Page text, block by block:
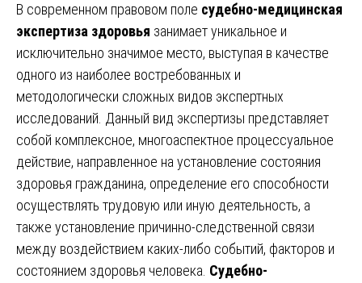
В современном правовом поле судебно-медицинская
экспертиза здоровья занимает уникальное и
исключительно значимое место, выступая в качестве
одного из наиболее востребованных и
методологически сложных видов экспертных
исследований. Данный вид экспертизы представляет
собой комплексное, многоаспектное процессуальное
действие, направленное на установление состояния
здоровья гражданина, определение его способности
осуществлять трудовую или иную деятельность, а
также установление причинно-следственной связи
между воздействием каких-либо событий, факторов и
состоянием здоровья человека. Судебно-